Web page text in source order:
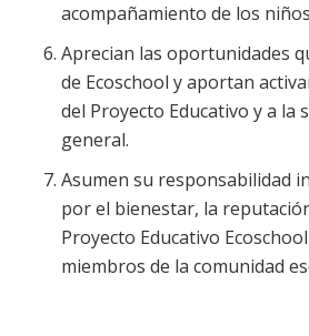
acompañamiento de los
Aprecian las oportunidades
de Ecoschool y aportan
del Proyecto Educativo y a la
general.
Asumen su responsabilidad
por el bienestar, la
Proyecto Educativo
miembros de la comunidad